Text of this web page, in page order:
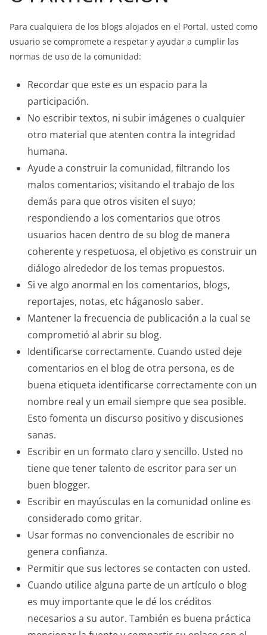
Para cualquiera de los blogs alojados en el Portal, usted como
usuario se compromete a respetar y ayudar a cumplir las
normas de uso de la comunidad:
Recordar que este es un espacio para la
participación.
No escribir textos, ni subir imágenes o cualquier
otro material que atenten contra la integridad
humana.
Ayude a construir la comunidad, filtrando los
malos comentarios; visitando el trabajo de los
demás para que otros visiten el suyo;
respondiendo a los comentarios que otros
usuarios hacen dentro de su blog de manera
coherente y respetuosa, el objetivo es construir un
diálogo alrededor de los temas propuestos.
Si ve algo anormal en los comentarios, blogs,
reportajes, notas, etc háganoslo saber.
Mantener la frecuencia de publicación a la cual se
comprometió al abrir su blog.
Identificarse correctamente. Cuando usted deje
comentarios en el blog de otra persona, es de
buena etiqueta identificarse correctamente con un
nombre real y un email siempre que sea posible.
Esto fomenta un discurso positivo y discusiones
sanas.
Escribir en un formato claro y sencillo. Usted no
tiene que tener talento de escritor para ser un
buen blogger.
Escribir en mayúsculas en la comunidad online es
considerado como gritar.
Usar formas no convencionales de escribir no
genera confianza.
Permitir que sus lectores se contacten con usted.
Cuando utilice alguna parte de un artículo o blog
es muy importante que le dé los créditos
necesarios a su autor. También es buena práctica